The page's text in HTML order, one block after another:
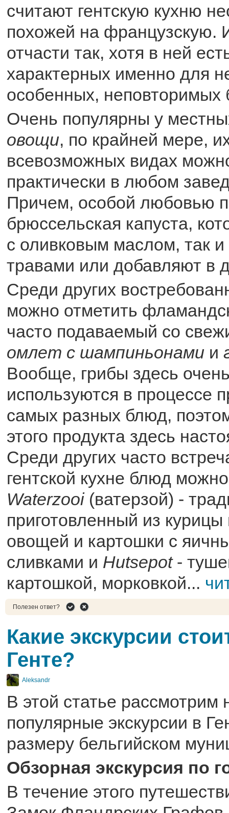
считают гентскую кухню
похожей на французскую.
отчасти так, хотя в ней
характерных именно для
особенных, неповторимых
Очень популярны у
овощи, по крайней мере,
всевозможных видах
практически в любом
Причем, особой любовью
брюссельская капуста,
с оливковым маслом, так и
травами или добавляют в
Среди других
можно отметить
часто подаваемый со
омлет с шампиньонами и
Вообще, грибы здесь
используются в процессе
самых разных блюд,
этого продукта здесь
Среди других часто
гентской кухне блюд
Waterzooi (ватерзой) -
приготовленный из
овощей и картошки с
сливками и Hutsepot-
картошкой, морковкой...
Полезен ответ?
Какие экскурсии
Генте?
Aleksandr
В этой статье рассмотрим
популярные экскурсии в
размеру бельгийском
Обзорная экскурсия по
В течение этого